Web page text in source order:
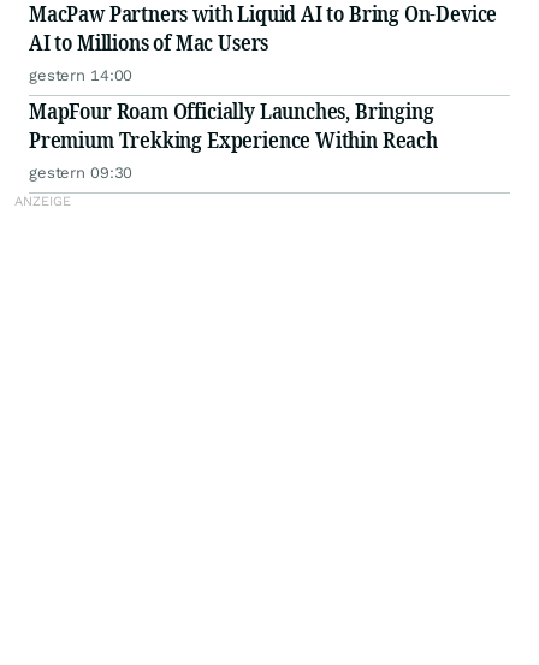
MacPaw Partners with Liquid AI to Bring On-Device
AI to Millions of Mac Users
gestern 14:00
MapFour Roam Officially Launches, Bringing
Premium Trekking Experience Within Reach
gestern 09:30